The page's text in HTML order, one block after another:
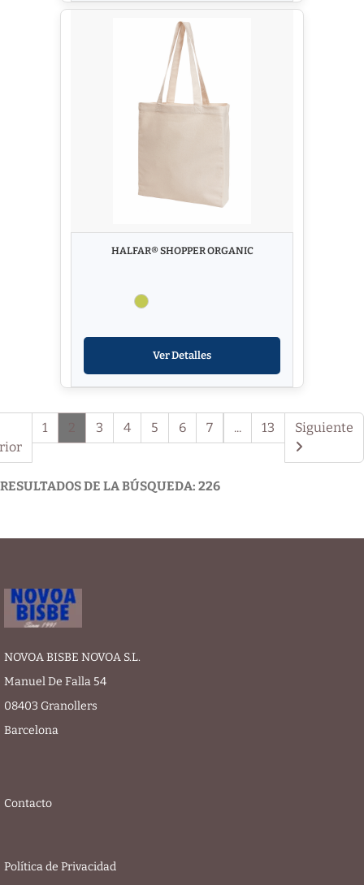
HALFAR® SHOPPER ORGANIC
Ver Detalles
1 3 4 5 6 7 ... 13 Siguiente
RESULTADOS DE LA BÚSQUEDA: 226
NOVOA BISBE NOVOA S.L.
Manuel De Falla 54
08403 Granollers
Barcelona
Contacto
Política de Privacidad